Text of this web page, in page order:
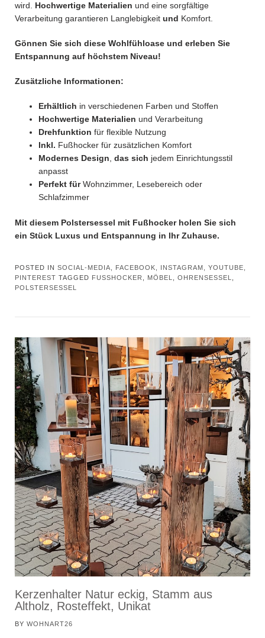
wird. Hochwertige Materialien und eine sorgfältige
Verarbeitung garantieren Langlebigkeit und Komfort.
Gönnen Sie sich diese Wohlfühloase und erleben Sie
Entspannung auf höchstem Niveau!
Zusätzliche Informationen:
Erhältlich in verschiedenen Farben und Stoffen
Hochwertige Materialien und Verarbeitung
Drehfunktion für flexible Nutzung
Inkl. Fußhocker für zusätzlichen Komfort
Modernes Design das sich jedem Einrichtungsstil
anpasst
Perfekt fürWohnzimmer, Lesebereich oder
Schlafzimmer
Mit diesem Polstersessel mit Fußhocker holen Sie sich
ein Stück Luxus und Entspannung in Ihr Zuhause.
POSTED IN SOCIAL-MEDIA, FACEBOOK, INSTAGRAM, YOUTUBE,
PINTEREST TAGGED FUSSHOCKER MÖBEL OHRENSESSEL
POLSTERSESSEL
Kerzenhalter Natur eckig, Stamm aus
Altholz, Rosteffekt, Unikat
BY WOHNART26